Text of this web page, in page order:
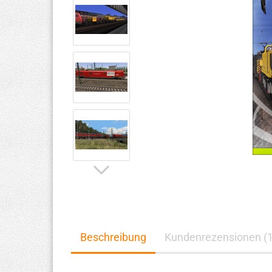
Beschreibung Kundenrezensionen